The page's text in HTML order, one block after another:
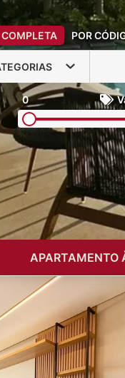
POR
0
APARTAMENTO